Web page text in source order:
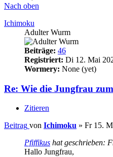
Nach oben
Ichimoku
Adulter Wurm
Beiträge: 46
Registriert: Di 12. Mai
Wormery: None (yet)
Re: Wie die Jungfrau
Zitieren
Beitrag von Ichimoku » Fr 15.
Pfiffikus hat geschrieben:
Hallo Jungfrau,